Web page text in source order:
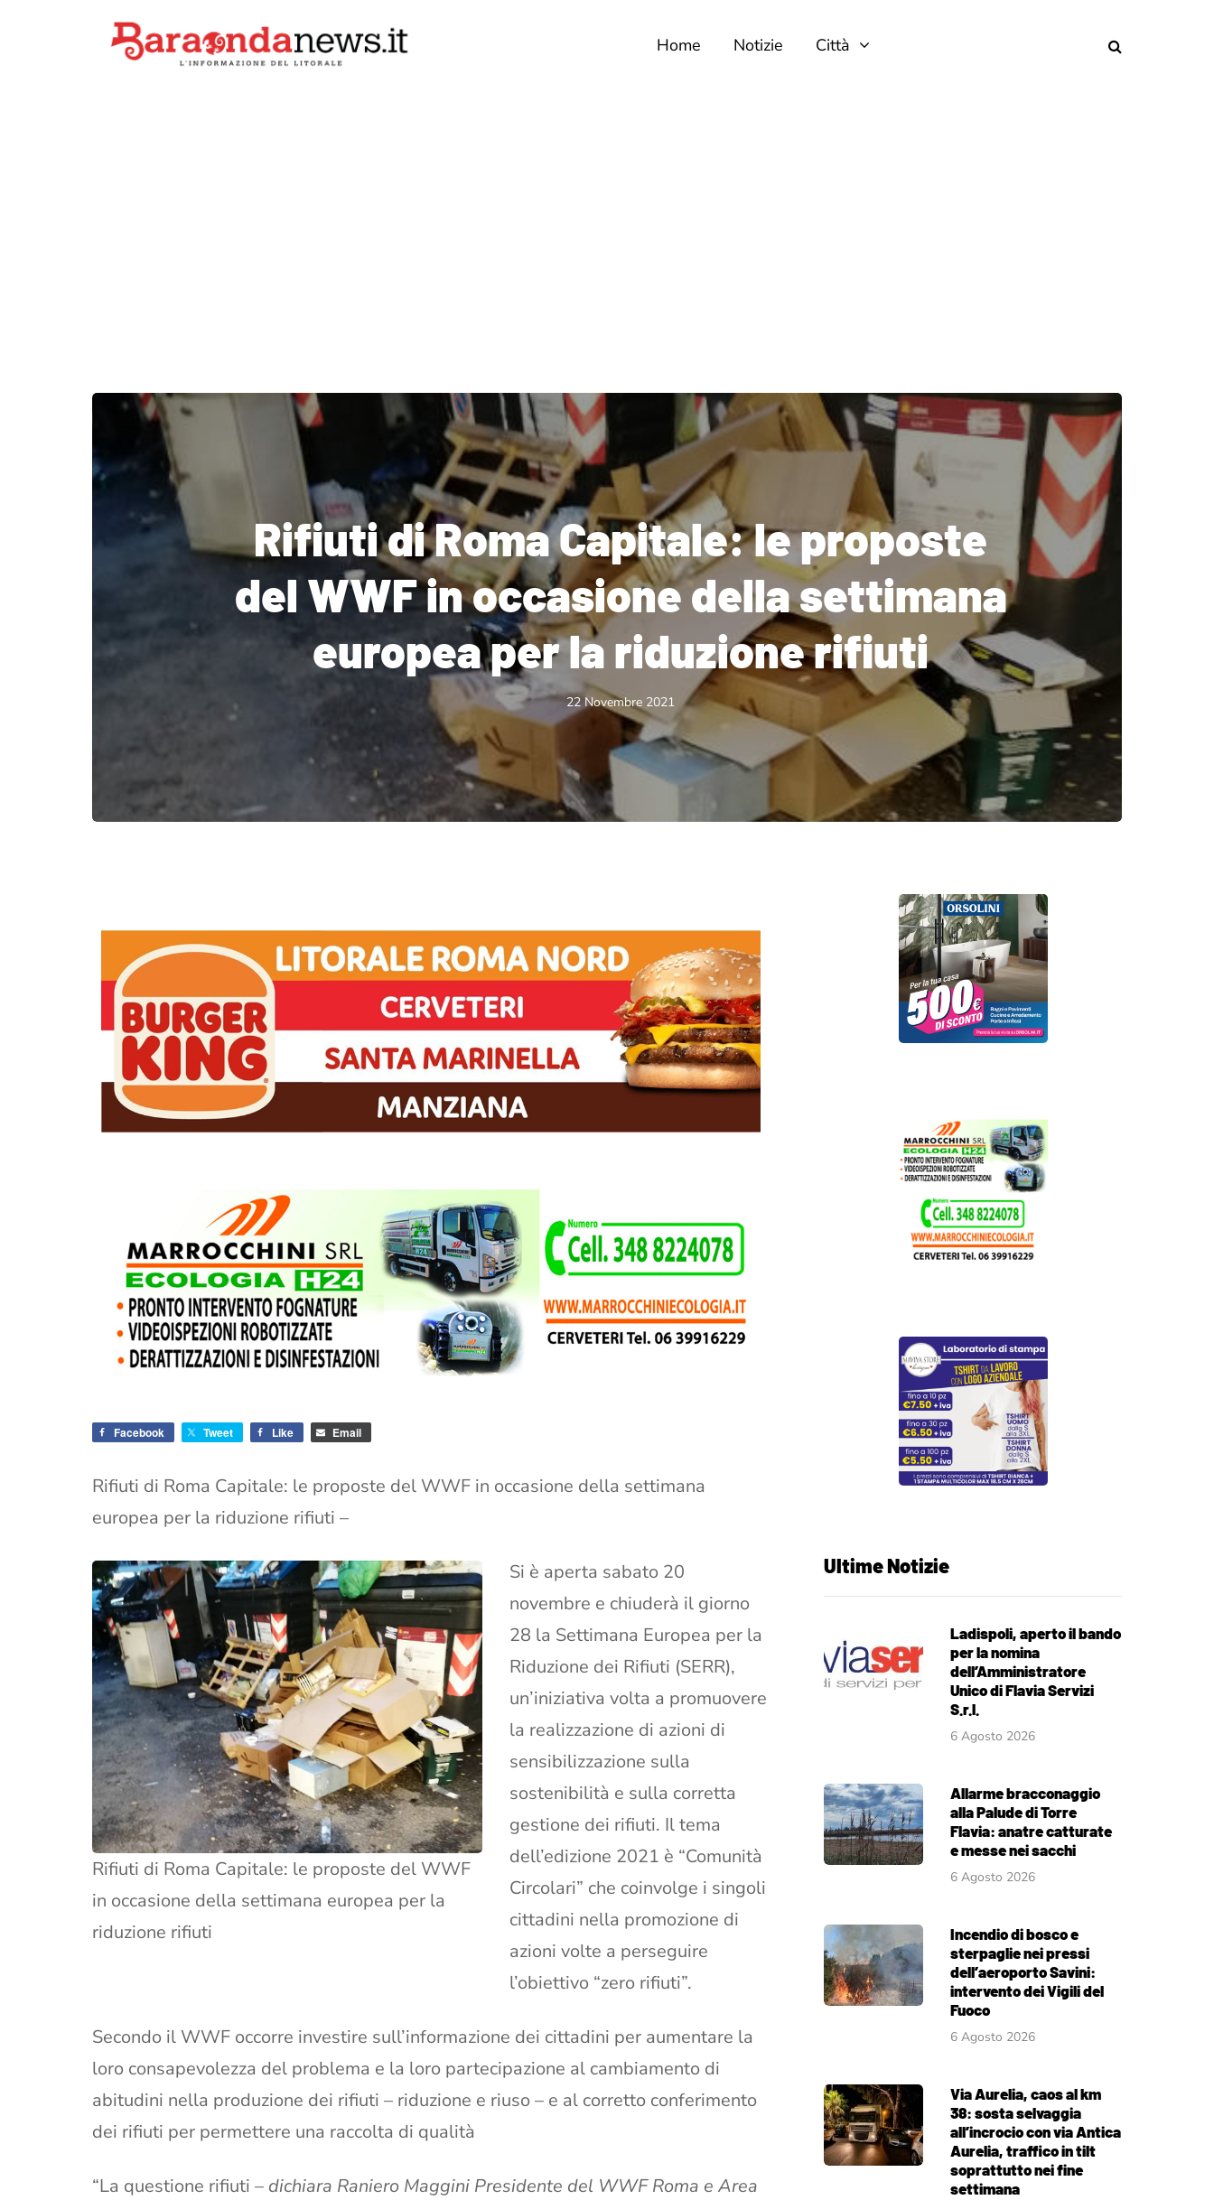
Home Notizie Città
Rifiuti di Roma Capitale: le proposte
del WWF in occasione della settimana
europea per la riduzione rifiuti
22 Novembre 2021
Facebook Tweet Like Email
Rifiuti di Roma Capitale: le proposte del WWF in occasione della settimana
europea per la riduzione rifiuti –
Rifiuti di Roma Capitale: le proposte del WWF
in occasione della settimana europea per la
riduzione rifiuti
Si è aperta sabato 20
novembre e chiuderà il giorno
28 la Settimana Europea per la
Riduzione dei Rifiuti (SERR),
un’iniziativa volta a promuovere
la realizzazione di azioni di
sensibilizzazione sulla
sostenibilità e sulla corretta
gestione dei rifiuti. Il tema
dell’edizione 2021 è “Comunità
Circolari” che coinvolge i singoli
cittadini nella promozione di
azioni volte a perseguire
l’obiettivo “zero rifiuti”.
Secondo il WWF occorre investire sull’informazione dei cittadini per aumentare la
loro consapevolezza del problema e la loro partecipazione al cambiamento di
abitudini nella produzione dei rifiuti – riduzione e riuso – e al corretto conferimento
dei rifiuti per permettere una raccolta di qualità
“La questione rifiuti – dichiara Raniero Maggini Presidente del WWF Roma e Area
Ultime Notizie
Ladispoli, aperto il bando
per la nomina
dell’Amministratore
Unico di Flavia Servizi
S.r.l.
6 Agosto 2026
Allarme bracconaggio
alla Palude di Torre
Flavia: anatre catturate
e messe nei sacchi
6 Agosto 2026
Incendio di bosco e
sterpaglie nei pressi
dell’aeroporto Savini:
intervento dei Vigili del
Fuoco
6 Agosto 2026
Via Aurelia, caos al km
38: sosta selvaggia
all’incrocio con via Antica
Aurelia, traffico in tilt
soprattutto nei fine
settimana